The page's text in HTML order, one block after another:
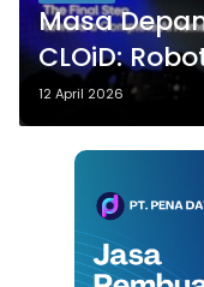
Masa
CLOiD:
Rumah
12 April 2026